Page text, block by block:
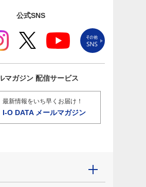
公式SNS
マガジン 配信サービス
最新情報をいち早くお届け！
I-O DATA メールマガジン